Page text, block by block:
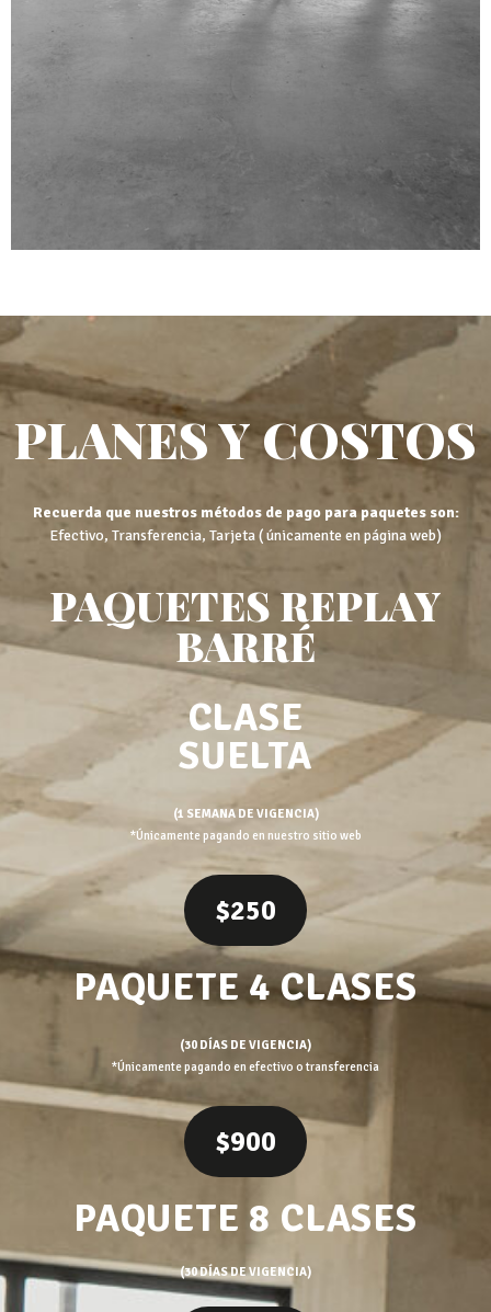
PLANES Y COSTOS
Recuerda que nuestros métodos de pago para paquetes son:
Efectivo, Transferencia, Tarjeta ( únicamente en página web)
PAQUETES REPLAY
BARRÉ
CLASE
SUELTA
(1 SEMANA DE VIGENCIA)
*Únicamente pagando en nuestro sitio web
$250
PAQUETE 4 CLASES
(30 DÍAS DE VIGENCIA)
*Únicamente pagando en efectivo o transferencia
$900
PAQUETE 8 CLASES
(30 DÍAS DE VIGENCIA)